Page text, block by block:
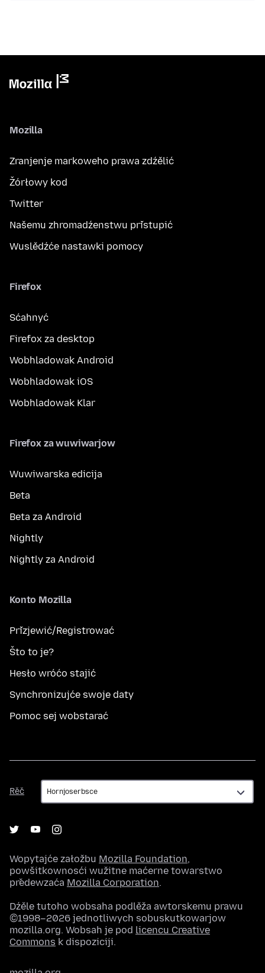
Mozilla
Zranjenje markoweho prawa zdźělić
Žórłowy kod
Twitter
Našemu zhromadźenstwu přistupić
Wuslědźće nastawki pomocy
Firefox
Sćahnyć
Firefox za desktop
Wobhladowak Android
Wobhladowak iOS
Wobhladowak Klar
Firefox za wuwiwarjow
Wuwiwarska edicija
Beta
Beta za Android
Nightly
Nightly za Android
Konto Mozilla
Přizjewić/Registrować
Što to je?
Hesło wróćo stajić
Synchronizujće swoje daty
Pomoc sej wobstarać
Rěč
Rěč
Wopytajće załožbu Mozilla Foundation,
powšitkownosći wužitne maćerne towarstwo
předewzaća Mozilla Corporation.
Dźěle tutoho wobsaha podlěža awtorskemu prawu
©1998–2026 jednotliwych sobuskutkowarjow
mozilla.org. Wobsah je pod licencu Creative
Commons k dispoziciji.